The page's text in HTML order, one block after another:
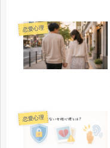
恋愛心理
恋愛心理